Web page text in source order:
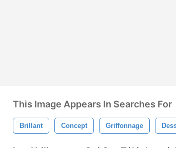
This Image Appears In Searches For
Brillant Concept Griffonnage